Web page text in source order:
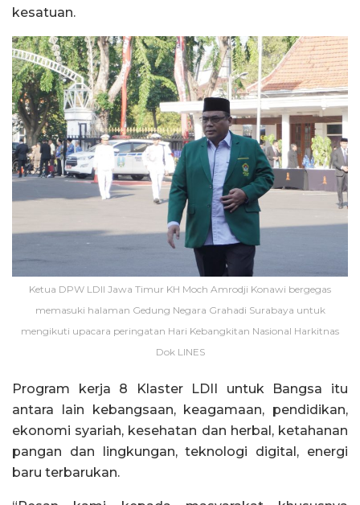
kesatuan.
Ketua DPW LDII Jawa Timur KH Moch Amrodji Konawi bergegas
memasuki halaman Gedung Negara Grahadi Surabaya untuk
mengikuti upacara peringatan Hari Kebangkitan Nasional Harkitnas
Dok LINES
Program kerja 8 Klaster LDII untuk Bangsa itu
antara lain kebangsaan, keagamaan, pendidikan,
ekonomi syariah, kesehatan dan herbal, ketahanan
pangan dan lingkungan, teknologi digital, energi
baru terbarukan.